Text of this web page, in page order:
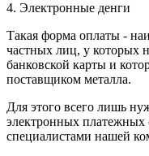
4. Электронные денги
Такая форма оплаты -
частных лиц, у которых
банковской карты и
поставщиком металла.
Для этого всего лишь
электронных платежных
специалистами нашей